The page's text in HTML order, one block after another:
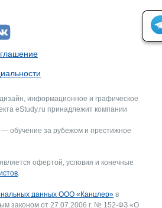
информационное и графическое
eStudy.ru принадлежит компании
обучение за рубежом и престижное
офертой, условия и конечные
данных ООО «Канцлер» в
законом от 27.07.2006 г. № 152-ФЗ «О